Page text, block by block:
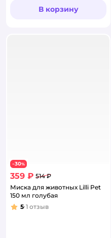
В корзину
−30%
359 ₽ 514 ₽
Миска для животных Lilli Pet
150 мл голубая
Рейтинг:
5 1 отзыв